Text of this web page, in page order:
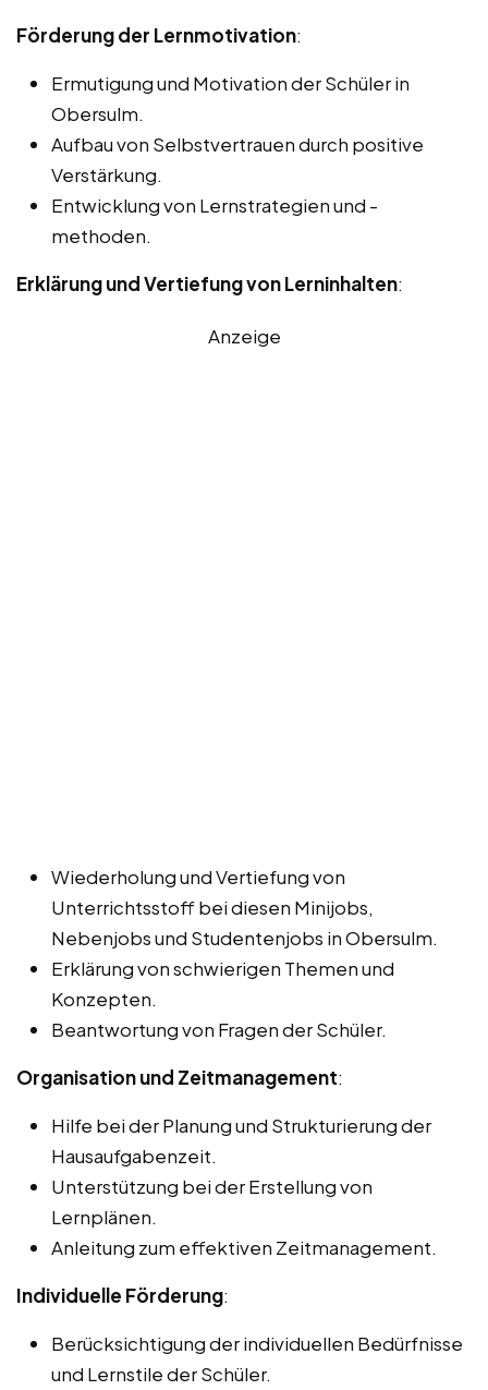
Förderung der Lernmotivation:
Ermutigung und Motivation der Schüler in
Obersulm.
Aufbau von Selbstvertrauen durch positive
Verstärkung.
Entwicklung von Lernstrategien und -
methoden.
Erklärung und Vertiefung von Lerninhalten:
Anzeige
Wiederholung und Vertiefung von
Unterrichtsstoff bei diesen Minijobs,
Nebenjobs und Studentenjobs in Obersulm.
Erklärung von schwierigen Themen und
Konzepten.
Beantwortung von Fragen der Schüler.
Organisation und Zeitmanagement:
Hilfe bei der Planung und Strukturierung der
Hausaufgabenzeit.
Unterstützung bei der Erstellung von
Lernplänen.
Anleitung zum effektiven Zeitmanagement.
Individuelle Förderung:
Berücksichtigung der individuellen Bedürfnisse
und Lernstile der Schüler.